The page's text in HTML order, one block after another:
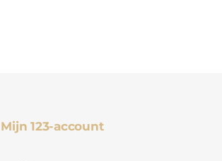
Mijn 123-account